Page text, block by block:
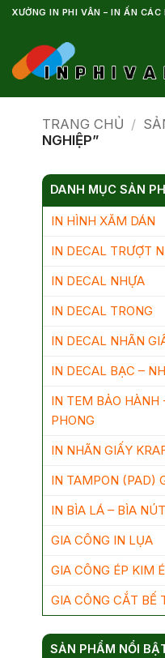
Bỏ
dung
XƯỞNG IN PHI VÂN – IN ẤN
TRANG CHỦ /
NGHIỆP”
DANH MỤC SẢN
IN HÌNH XĂM DÁN
IN DECAL TRƯỢT
IN DECAL NHỰA
IN DECAL TRONG
IN DECAL NHÃN
IN DECAL BẠC –
IN TEM BẢO HÀNH
PHONG
IN NHÃN GIẤY
IN TAMPON (PAD)
IN BÌA LÁ – BÌA
GIA CÔNG IN LỤA
GIA CÔNG ÉP KIM
GIA CÔNG CẮT BẾ
SẢN PHẨM NỔI